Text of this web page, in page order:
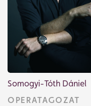
Somogyi-Tóth Dániel
OPERATAGOZAT